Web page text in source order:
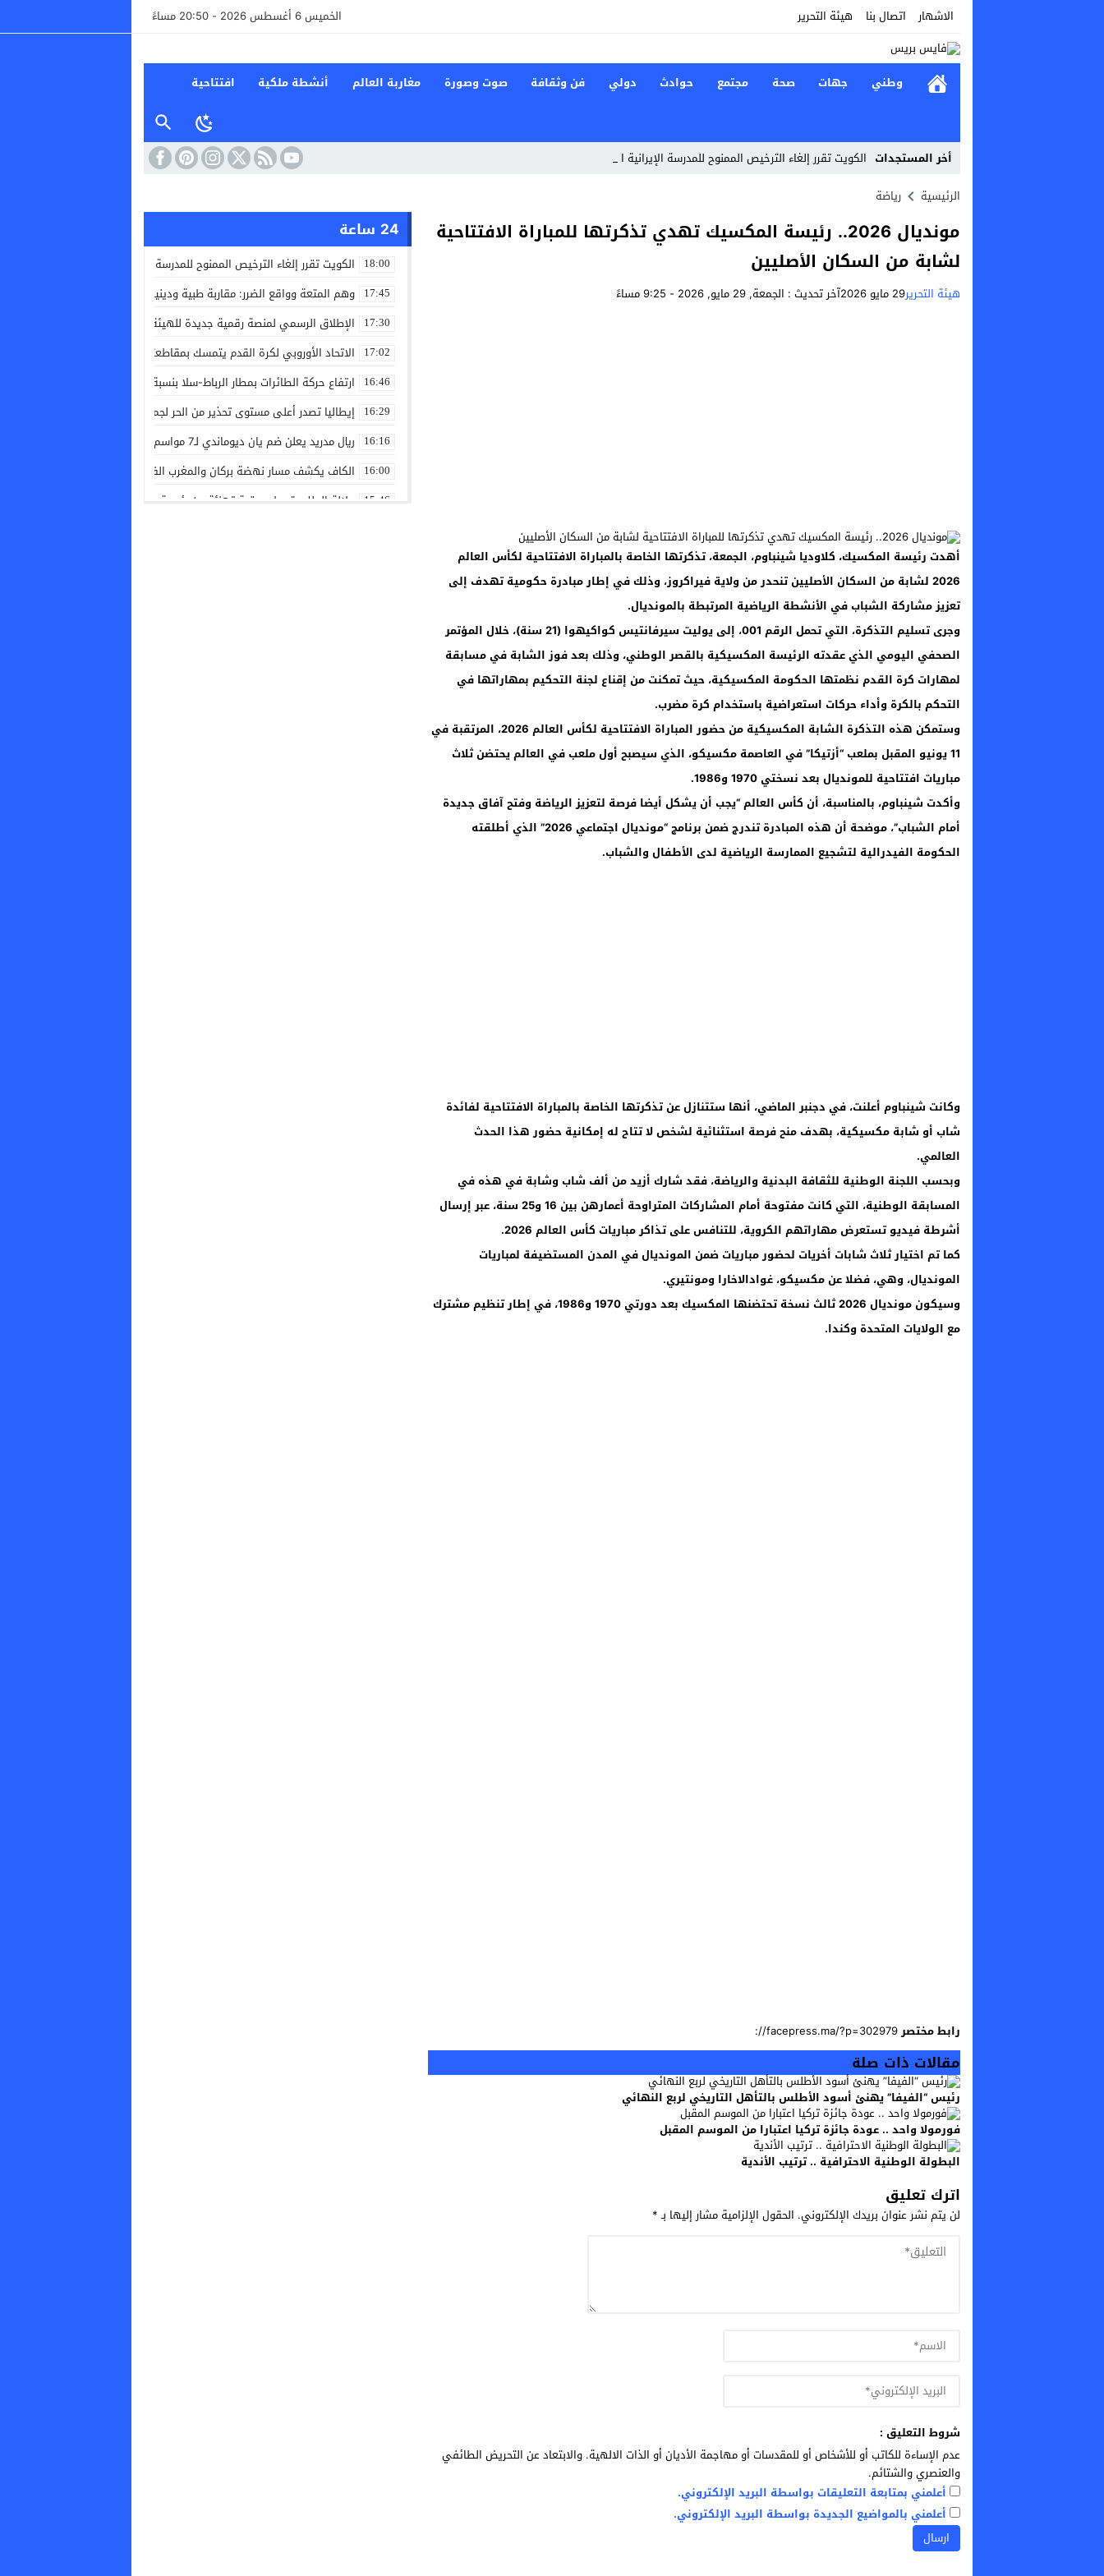
الاشهار اتصال بنا هيئة التحرير الخميس 6 أغسطس 2026 - 20:50 مساءً
وطني جهات صحة مجتمع حوادث دولي فن وثقافة صوت وصورة مغاربة العالم أنشطة ملكية افتتاحية
أخر المستجدات الكويت تقرر إلغاء الترخيص الممنوح للمدرسة الإيرانية الخاصة في _
Previous
Next
الرئيسية رياضة
مونديال 2026.. رئيسة المكسيك تهدي تذكرتها للمباراة الافتتاحية
لشابة من السكان الأصليين
هيئة التحرير29 مايو 2026 آخر تحديث : الجمعة, 29 مايو, 2026 - 9:25 مساءً
أهدت رئيسة المكسيك، كلاوديا شينباوم، الجمعة، تذكرتها الخاصة بالمباراة الافتتاحية لكأس العالم
2026 لشابة من السكان الأصليين تنحدر من ولاية فيراكروز، وذلك في إطار مبادرة حكومية تهدف إلى
تعزيز مشاركة الشباب في الأنشطة الرياضية المرتبطة بالمونديال.
وجرى تسليم التذكرة، التي تحمل الرقم 001، إلى يوليت سيرفانتيس كواكيهوا (21 سنة)، خلال المؤتمر
الصحفي اليومي الذي عقدته الرئيسة المكسيكية بالقصر الوطني، وذلك بعد فوز الشابة في مسابقة
لمهارات كرة القدم نظمتها الحكومة المكسيكية، حيث تمكنت من إقناع لجنة التحكيم بمهاراتها في
التحكم بالكرة وأداء حركات استعراضية باستخدام كرة مضرب.
وستمكن هذه التذكرة الشابة المكسيكية من حضور المباراة الافتتاحية لكأس العالم 2026، المرتقبة في
11 يونيو المقبل بملعب “أزتيكا” في العاصمة مكسيكو، الذي سيصبح أول ملعب في العالم يحتضن ثلاث
مباريات افتتاحية للمونديال بعد نسختي 1970 و1986.
وأكدت شينباوم، بالمناسبة، أن كأس العالم “يجب أن يشكل أيضا فرصة لتعزيز الرياضة وفتح آفاق جديدة
أمام الشباب”، موضحة أن هذه المبادرة تندرج ضمن برنامج “مونديال اجتماعي 2026” الذي أطلقته
الحكومة الفيدرالية لتشجيع الممارسة الرياضية لدى الأطفال والشباب.
وكانت شينباوم أعلنت، في دجنبر الماضي، أنها ستتنازل عن تذكرتها الخاصة بالمباراة الافتتاحية لفائدة
شاب أو شابة مكسيكية، بهدف منح فرصة استثنائية لشخص لا تتاح له إمكانية حضور هذا الحدث
العالمي.
وبحسب اللجنة الوطنية للثقافة البدنية والرياضة، فقد شارك أزيد من ألف شاب وشابة في هذه في
المسابقة الوطنية، التي كانت مفتوحة أمام المشاركات المتراوحة أعمارهن بين 16 و25 سنة، عبر إرسال
أشرطة فيديو تستعرض مهاراتهم الكروية، للتنافس على تذاكر مباريات كأس العالم 2026.
كما تم اختيار ثلاث شابات أخريات لحضور مباريات ضمن المونديال في المدن المستضيفة لمباريات
المونديال، وهي، فضلا عن مكسيكو، غوادالاخارا ومونتيري.
وسيكون مونديال 2026 ثالث نسخة تحتضنها المكسيك بعد دورتي 1970 و1986، في إطار تنظيم مشترك
مع الولايات المتحدة وكندا.
رابط مختصر
مقالات ذات صلة
رئيس “الفيفا” يهنئ أسود الأطلس بالتأهل التاريخي لربع النهائي
فورمولا واحد .. عودة جائزة تركيا اعتبارا من الموسم المقبل
البطولة الوطنية الاحترافية .. ترتيب الأندية
اترك تعليق
لن يتم نشر عنوان بريدك الإلكتروني. الحقول الإلزامية مشار إليها بـ*
شروط التعليق :
عدم الإساءة للكاتب أو للأشخاص أو للمقدسات أو مهاجمة الأديان أو الذات الالهية. والابتعاد عن التحريض الطائفي
والعنصري والشتائم.
أعلمني بمتابعة التعليقات بواسطة البريد الإلكتروني.
أعلمني بالمواضيع الجديدة بواسطة البريد الإلكتروني.
24 ساعة
18:00 الكويت تقرر إلغاء الترخيص الممنوح للمدرسة الإيرانية الخاصة في البلاد
17:45 وهم المتعة وواقع الضرر: مقاربة طبية ودينية للممارسة الخلفية
17:30 الإطلاق الرسمي لمنصة رقمية جديدة للهيئة الوطنية للطبيبات والأطباء
17:02 الاتحاد الأوروبي لكرة القدم يتمسك بمقاطعته بطولات كأس العالم
16:46 ارتفاع حركة الطائرات بمطار الرباط-سلا بنسبة 17.13% حتى نهاية يونيو
16:29 إيطاليا تصدر أعلى مستوى تحذير من الحر لجميع مدنها
16:16 ريال مدريد يعلن ضم يان ديوماندي لـ7 مواسم قادما من لايبزيغ
16:00 الكاف يكشف مسار نهضة بركان والمغرب الفاسي في الأدوار التمهيدية
15:46 جلالة الملك يتوصل ببرقية تهنئة من رئيسة جمهورية بلغاريا بمناسبة عيد